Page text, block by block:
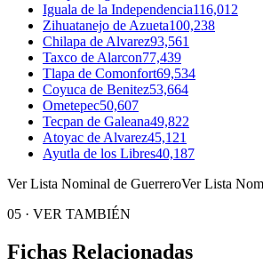
Iguala de la Independencia116,012
Zihuatanejo de Azueta100,238
Chilapa de Alvarez93,561
Taxco de Alarcon77,439
Tlapa de Comonfort69,534
Coyuca de Benitez53,664
Ometepec50,607
Tecpan de Galeana49,822
Atoyac de Alvarez45,121
Ayutla de los Libres40,187
Ver Lista Nominal de GuerreroVer Lista
05 · VER TAMBIÉN
Fichas Relacionadas